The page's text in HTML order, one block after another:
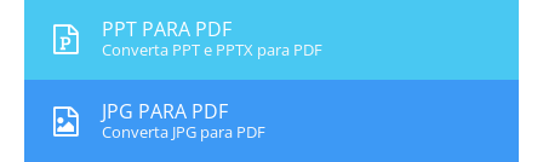
PPT PARA PDF
Converta PPT e PPTX para PDF
JPG PARA PDF
Converta JPG para PDF